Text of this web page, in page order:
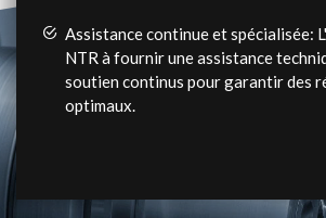
Assistance continue et spécialisée:
NTR à fournir une assistance
soutien continus pour garantir des
optimaux.